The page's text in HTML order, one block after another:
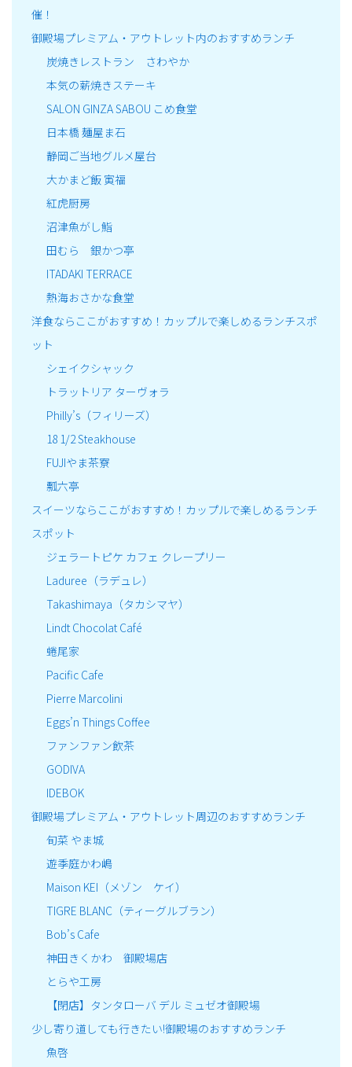
催！
御殿場プレミアム・アウトレット内のおすすめランチ
炭焼きレストラン さわやか
本気の薪焼きステーキ
SALON GINZA SABOU こめ食堂
日本橋 麺屋ま石
静岡ご当地グルメ屋台
大かまど飯 寅福
紅虎厨房
沼津魚がし鮨
田むら 銀かつ亭
ITADAKI TERRACE
熱海おさかな食堂
洋食ならここがおすすめ！カップルで楽しめるランチスポ
ット
シェイクシャック
トラットリア ターヴォラ
Philly’s（フィリーズ）
18 1/2 Steakhouse
FUJIやま茶寮
瓢六亭
スイーツならここがおすすめ！カップルで楽しめるランチ
スポット
ジェラートピケ カフェ クレープリー
Laduree（ラデュレ）
Takashimaya（タカシマヤ）
Lindt Chocolat Café
蜷尾家
Pacific Cafe
Pierre Marcolini
Eggs’n Things Coffee
ファンファン飲茶
GODIVA
IDEBOK
御殿場プレミアム・アウトレット周辺のおすすめランチ
旬菜 やま城
遊季庭かわ嶋
Maison KEI（メゾン ケイ）
TIGRE BLANC（ティーグルブラン）
Bob’s Cafe
神田きくかわ 御殿場店
とらや工房
【閉店】タンタローバ デル ミュゼオ御殿場
少し寄り道しても行きたい!御殿場のおすすめランチ
魚啓